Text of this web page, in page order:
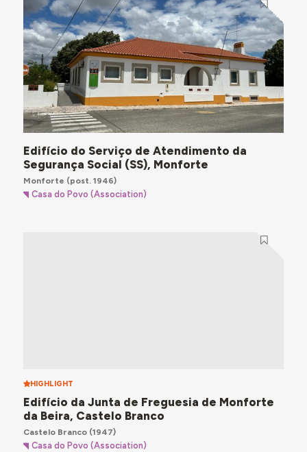
Edifício do Serviço de Atendimento da
Segurança Social (SS), Monforte
Monforte (post. 1946)
Casa do Povo (Association)
HIGHLIGHT
Edifício da Junta de Freguesia de Monforte
da Beira, Castelo Branco
Castelo Branco(1947)
Casa do Povo (Association)